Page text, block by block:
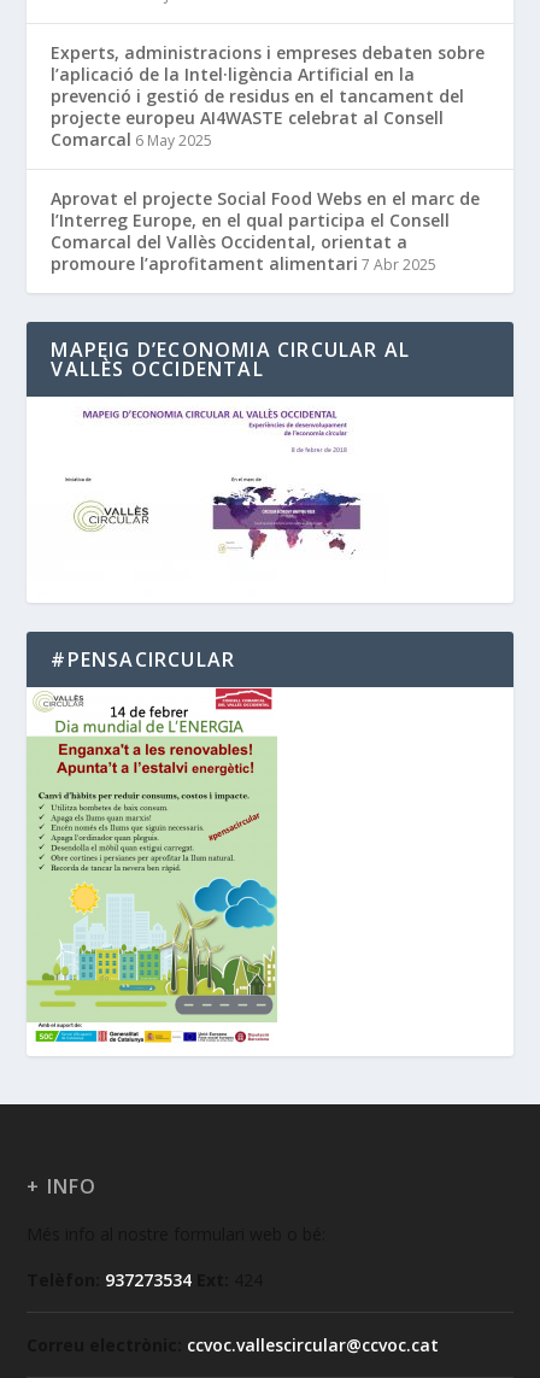
Experts, administracions i empreses debaten sobre
l’aplicació de la Intel·ligència Artificial en la
prevenció i gestió de residus en el tancament del
projecte europeu AI4WASTE celebrat al Consell
Comarcal 6 May 2025
Aprovat el projecte Social Food Webs en el marc de
l’Interreg Europe, en el qual participa el Consell
Comarcal del Vallès Occidental, orientat a
promoure l’aprofitament alimentari 7 Abr 2025
MAPEIG D’ECONOMIA CIRCULAR AL
VALLÈS OCCIDENTAL
#PENSACIRCULAR
+ INFO
937273534
ccvoc.vallescircular@ccvoc.cat